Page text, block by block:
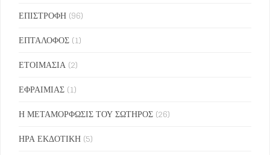
ΕΠΙΣΤΡΟΦΗ (96)
ΕΠΤΑΛΟΦΟΣ (1)
ΕΤΟΙΜΑΣΙΑ (2)
ΕΦΡΑΙΜΙΑΣ (1)
Η ΜΕΤΑΜΟΡΦΩΣΙΣ ΤΟΥ ΣΩΤΗΡΟΣ (26)
ΗΡΑ ΕΚΔΟΤΙΚΗ (5)